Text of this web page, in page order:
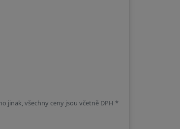
jinak, všechny ceny jsou včetně DPH *